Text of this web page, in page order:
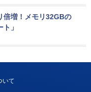
倍増！メモリ32GBの
」
いて